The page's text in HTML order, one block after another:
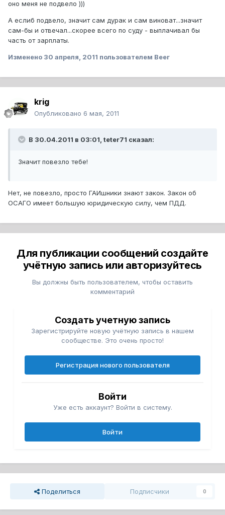
оно меня не подвело )))
А еслиб подвело, значит сам дурак и сам виноват...значит
сам-бы и отвечал...скорее всего по суду - выплачивал бы
часть от зарплаты.
Изменено 30 апреля, 2011 пользователем Beer
krig
Опубликовано 6 мая, 2011
В 30.04.2011 в 03:01, teter71 сказал:
Значит повезло тебе!
Нет, не повезло, просто ГАИшники знают закон. Закон об
ОСАГО имеет большую юридическую силу, чем ПДД.
Для публикации сообщений создайте
учётную запись или авторизуйтесь
Вы должны быть пользователем, чтобы оставить
комментарий
Создать учетную запись
Зарегистрируйте новую учётную запись в нашем
сообществе. Это очень просто!
Регистрация нового пользователя
Войти
Уже есть аккаунт? Войти в систему.
Войти
Поделиться Подписчики 0